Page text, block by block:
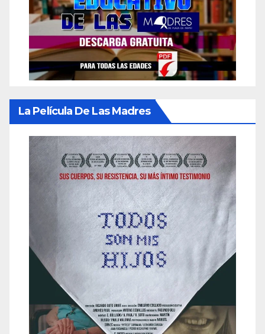
La Película De Las Madres